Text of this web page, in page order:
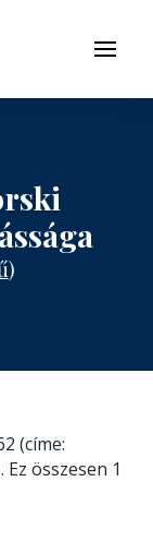
Menü
)
(címe:
Ez összesen 1